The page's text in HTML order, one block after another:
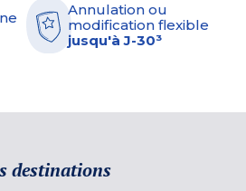
Annulation ou
modification flexible
jusqu'à J-30³
destinations